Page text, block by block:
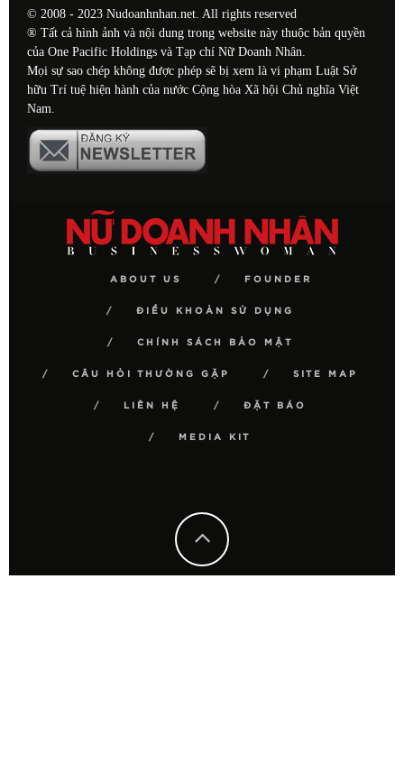
© 2008 - 2023 Nudoanhnhan.net. All rights reserved
® Tất cả hình ảnh và nội dung trong website này thuộc bản quyền
của One Pacific Holdings và Tạp chí Nữ Doanh Nhân.
Mọi sự sao chép không được phép sẽ bị xem là vi phạm Luật Sở
hữu Trí tuệ hiện hành của nước Cộng hòa Xã hội Chủ nghĩa Việt
Nam.
ABOUT US FOUNDER
ĐIỀU KHOẢN SỬ DỤNG
CHÍNH SÁCH BẢO MẬT
CÂU HỎI THƯỜNG GẶP SITE MAP
LIÊN HỆ ĐẶT BÁO
MEDIA KIT